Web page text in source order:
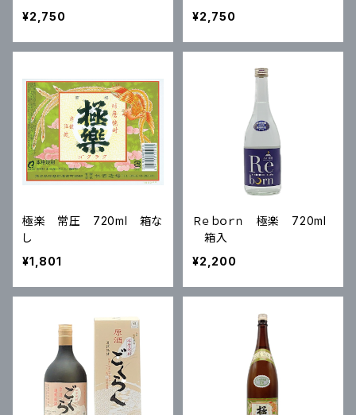
rmony(ﾊｰﾓﾆｰ）
¥2,750
omatic(ｱﾛﾏﾃｨｯｸ）
¥2,750
極楽 常圧 720ml 箱な
し
¥1,801
Ｒｅｂｏｒｎ 極楽 720ml
箱入
¥2,200